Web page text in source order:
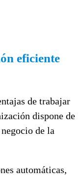
eficiente
de trabajar
dispone de
de la
automáticas,